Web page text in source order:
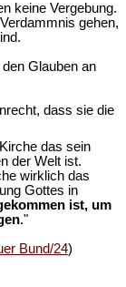
keine Vergebung.
gehen,
Glauben an
dass sie die
das sein
der Welt ist.
wirklich das
Gottes in
ist, um
."
Bund/24)